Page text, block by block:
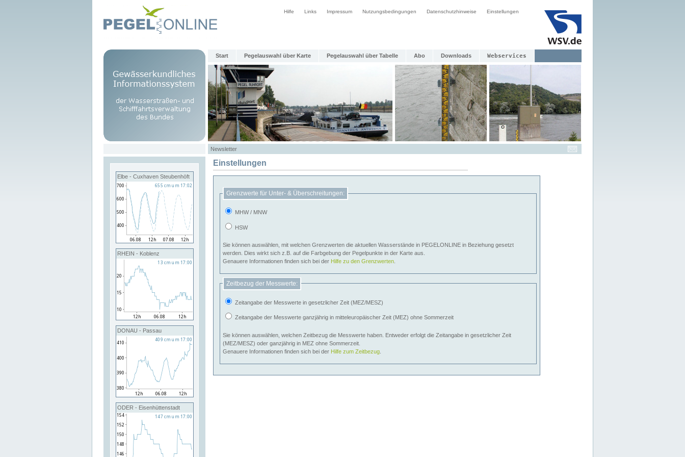
Hilfe Links Impressum Nutzungsbedingungen Datenschutzhinweise Einstellungen
Start Pegelauswahl über Karte Pegelauswahl über Tabelle Abo Downloads Webservices
Newsletter
Elbe - Cuxhaven Steubenhöft
RHEIN - Koblenz
DONAU - Passau
ODER - Eisenhüttenstadt
Einstellungen
Grenzwerte für Unter- & Überschreitungen:
MHW / MNW
HSW
Sie können auswählen, mit welchen Grenzwerten die aktuellen Wasserstände in PEGELONLINE in Beziehung gesetzt
werden. Dies wirkt sich z.B. auf die Farbgebung der Pegelpunkte in der Karte aus.
Genauere Informationen finden sich bei der Hilfe zu den Grenzwerten
Zeitbezug der Messwerte:
Zeitangabe der Messwerte in gesetzlicher Zeit (MEZ/MESZ)
Zeitangabe der Messwerte ganzjährig in mitteleuropäischer Zeit (MEZ) ohne Sommerzeit
Sie können auswählen, welchen Zeitbezug die Messwerte haben. Entweder erfolgt die Zeitangabe in gesetzlicher Zeit
(MEZ/MESZ) oder ganzjährig in MEZ ohne Sommerzeit.
Genauere Informationen finden sich bei der Hilfe zum Zeitbezug